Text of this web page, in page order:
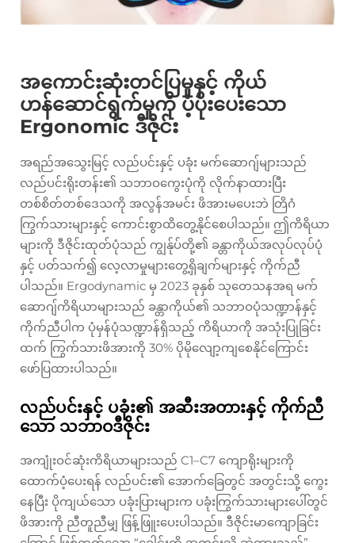
အကောင်းဆုံးတင်ပြမှုနှင့် ကိုယ်
ဟန်ဆောင်ရွက်မှုကို ပံ့ပိုးပေးသော
Ergonomic ဒီဇိုင်း
အရည်အသွေးမြင့် လည်ပင်းနှင့် ပခုံး မက်ဆောဂျ်များသည်
လည်ပင်းရိုးတန်း၏ သဘာဝကွေးပုံကို လိုက်နာထားပြီး
တစ်စိတ်တစ်ဒေသကို အလွန်အမင်း ဖိအားမပေးဘဲ တြိဂံ
ကြွက်သားများနှင့် ကောင်းစွာထိတွေ့နိုင်စေပါသည်။ ဤကိရိယာ
များကို ဒီဇိုင်းထုတ်ပုံသည် ကျွန်ုပ်တို့၏ ခန္တာကိုယ်အလုပ်လုပ်ပုံ
နှင့် ပတ်သက်၍ လေ့လာမှုများတွေ့ရှိချက်များနှင့် ကိုက်ညီ
ပါသည်။ Ergodynamic မှ 2023 ခုနှစ် သုတေသနအရ မက်
ဆောဂျ်ကိရိယာများသည် ခန္တာကိုယ်၏ သဘာဝပုံသဏ္ဍာန်နှင့်
ကိုက်ညီပါက ပုံမှန်ပုံသဏ္ဍာန်ရှိသည့် ကိရိယာကို အသုံးပြုခြင်း
ထက် ကြွက်သားဖိအားကို 30% ပိုမိုလျော့ကျစေနိုင်ကြောင်း
ဖော်ပြထားပါသည်။
လည်ပင်းနှင့် ပခုံး၏ အဆီးအတားနှင့် ကိုက်ညီ
သော သဘာဝဒီဇိုင်း
အကျုံးဝင်ဆုံးကိရိယာများသည် C1–C7 ကျောရိုးများကို
ထောက်ပံ့ပေးရန် လည်ပင်း၏ အောက်ခြေတွင် အတွင်းသို့ ကွေး
နေပြီး ပိုကျယ်သော ပခုံးပြားများက ပခုံးကြွက်သားများပေါ်တွင်
ဖိအားကို ညီတူညီမျှ ဖြန့်ဖြူးပေးပါသည်။ ဒီဇိုင်းမာကျောခြင်း